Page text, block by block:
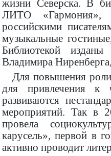
жизни Северска. В
ЛИТО «Гармония»,
российскими
музыкальные
Библиотекой
Владимира
Для повышения
для привлечения к
развиваются
мероприятий. Так в
провела
карусель», первой в
активно проводит